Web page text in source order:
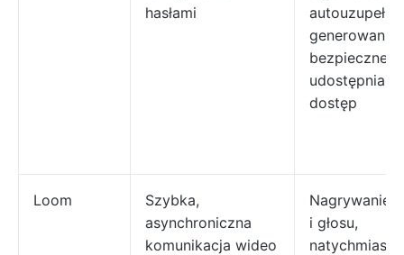
hasłami
generowanie
bezpieczne
dostęp
Loom
Szybka,
asynchroniczna
komunikacja wideo
Nagrywanie
i głosu,